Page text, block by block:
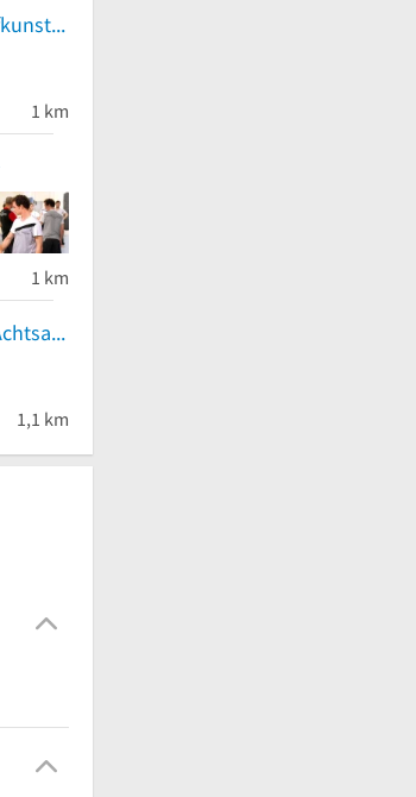
Soshin-Do Kai Kan - Kampfkunstschule
1 km
1 km
Selbstverteidigungs- und Achtsamkeitstraining mit I Liq Chuan
1,1 km